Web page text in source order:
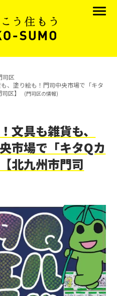
司区
、塗り絵も！門司中央市場で「キタ
区】
(門司区の情報)
文具も雑貨も、
市場で「キタQカ
北九州市門司